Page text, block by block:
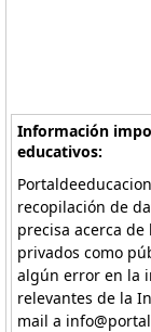
Información
educativos:
recopilación de
precisa acerca
privados como
algún error en la
relevantes de la
mail a